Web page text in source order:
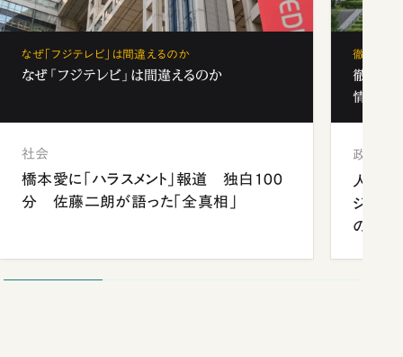
なぜ「フジテレビ」は間違えるのか
なぜ「フジテレビ」は間違えるのか
社会
橋本愛に「ハラスメント」報道 独白100
分 佐藤二朗が語った「全真相」
徹底解剖
徹底解
情報局」
政治
人事、
ジェン
の難題